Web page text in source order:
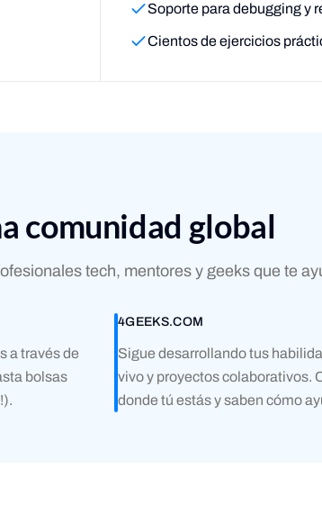
Soporte para debugging y
Cientos de ejercicios
comunidad global
tech, mentores y geeks que te
a través de
bolsas
4GEEKS.COM
Sigue desarrollando tus
vivo y proyectos colaborativos.
donde tú estás y saben cómo